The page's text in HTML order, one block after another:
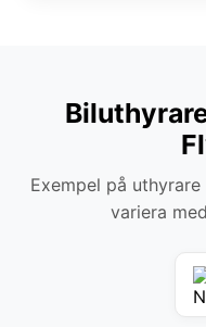
Exempel på
variera